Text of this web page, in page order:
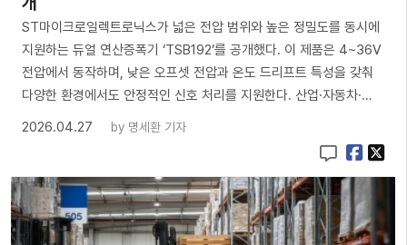
ST마이크로일렉트로닉스가 넓은 전압 범위와 높은 정밀도를 동시에
지원하는 듀얼 연산증폭기 ‘TSB192’를 공개했다. 이 제품은 4~36V
전압에서 동작하며, 낮은 오프셋 전압과 온도 드리프트 특성을 갖춰
다양한 환경에서도 안정적인 신호 처리를 지원한다. 산업·자동차·…
2026.04.27
by 명세환 기자